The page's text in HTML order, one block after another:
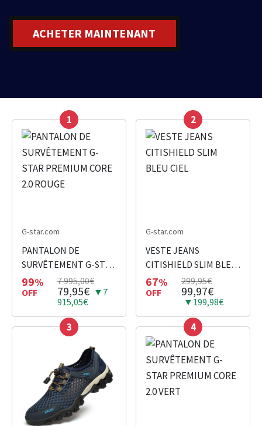
ACHETER MAINTENANT
1
G-star.com
PANTALON DE
SURVÊTEMENT G-STAR
PREMIUM CORE 2.0
ROUGE
99%
OFF
7 995,00€
79,95€ ▼7
915,05€
2
G-star.com
VESTE JEANS
CITISHIELD SLIM BLEU
CIEL
67%
OFF
299,95€
99,97€
▼199,98€
3 4